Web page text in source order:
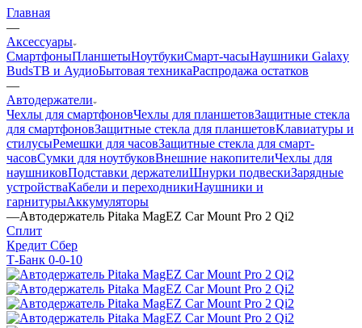
Главная
—
Аксессуары
СмартфоныПланшетыНоутбукиСмарт-часыНаушники Galaxy
BudsТВ и АудиоБытовая техникаРаспродажа остатков
—
Автодержатели
Чехлы для смартфоновЧехлы для планшетовЗащитные стекла
для смартфоновЗащитные стекла для планшетовКлавиатуры и
стилусыРемешки для часовЗащитные стекла для смарт-
часовСумки для ноутбуковВнешние накопителиЧехлы для
наушниковПодставки держателиШнурки подвескиЗарядные
устройстваКабели и переходникиНаушники и
гарнитурыАккумуляторы
—Автодержатель Pitaka MagEZ Car Mount Pro 2 Qi2
Сплит
Кредит Сбер
Т-Банк 0-0-10